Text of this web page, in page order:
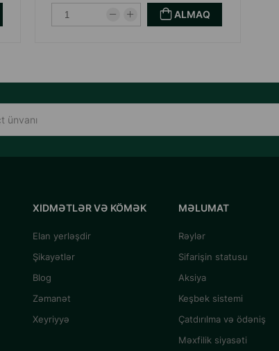
ALMAQ
XIDMƏTLƏR VƏ KÖMƏK
Elan yerləşdir
Şikayətlər
Blog
Zəmanət
Xeyriyyə
MƏLUMAT
Rəylər
Sifarişin statusu
Aksiya
Keşbek sistemi
Çatdırılma və ödəniş
Məxfilik siyasəti